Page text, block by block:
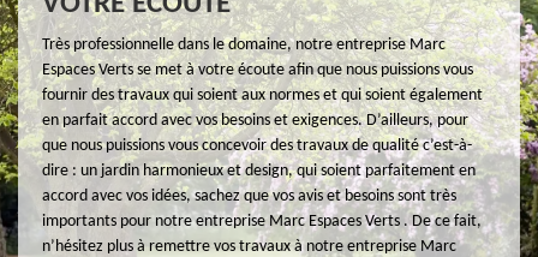
Très professionnelle dans le domaine, notre entreprise Marc
Espaces Verts se met à votre écoute afin que nous puissions vous
fournir des travaux qui soient aux normes et qui soient également
en parfait accord avec vos besoins et exigences. D’ailleurs, pour
que nous puissions vous concevoir des travaux de qualité c’est-à-
dire : un jardin harmonieux et design, qui soient parfaitement en
accord avec vos idées, sachez que vos avis et besoins sont très
importants pour notre entreprise Marc Espaces Verts . De ce fait,
n’hésitez plus à remettre vos travaux à notre entreprise Marc